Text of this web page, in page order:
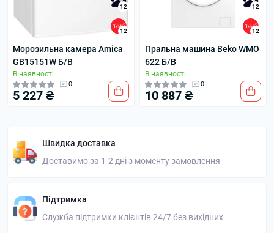
12
12
Морозильна камера Amica
GB15151W Б/В
В наявності
0
5 227 ₴
12
12
Пральна машина Beko WMO
622 Б/В
В наявності
0
10 887 ₴
Швидка доставка
Доставимо за 1-2 дні з моменту замовлення
Підтримка
Служба підтримки клієнтів 24/7 без вихідних